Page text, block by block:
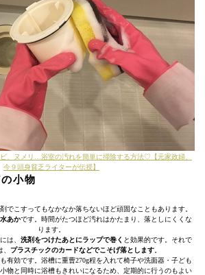
、ヌメリ…浴室の汚れを簡単に掃除する方法♡【元家政婦、
今９頭身貧乏ライターが伝授】
小物
でこすってもなかなか落ちないほど頑固なこともあります。
水あかです。時間がたつほど汚れはかたまり、落としにくくな
ります。
は、 洗剤をつけたあとにラップで巻く と効果的です。それで
プラスチックのカードなどでこそげ落とします
有効です。浴槽に重曹270g程を入れて椅子や洗面器・子ども
物と同時に浴槽もきれいになるため、定期的に行うのもよい